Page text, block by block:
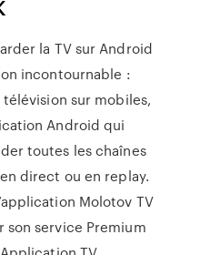
la TV sur Android
incontournable :
sur mobiles,
Android qui
toutes les chaînes
direct ou en replay.
Molotov TV
son service Premium